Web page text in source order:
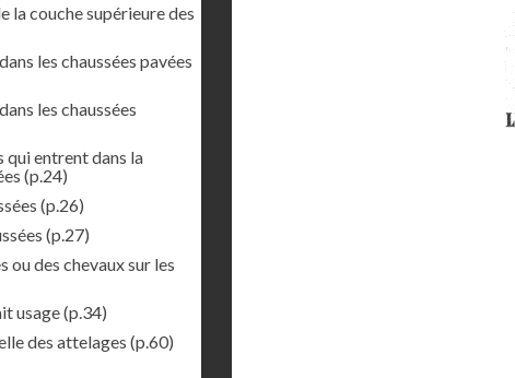
la couche supérieure des
les chaussées pavées
les chaussées
qui entrent dans la
(p.24)
(p.26)
(p.27)
des chevaux sur les
usage(p.34)
des attelages (p.60)